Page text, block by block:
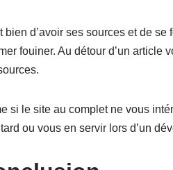
bien d’avoir ses sources et de
fouiner. Au détour d’un article
si le site au complet ne vous
ou vous en servir lors d’un